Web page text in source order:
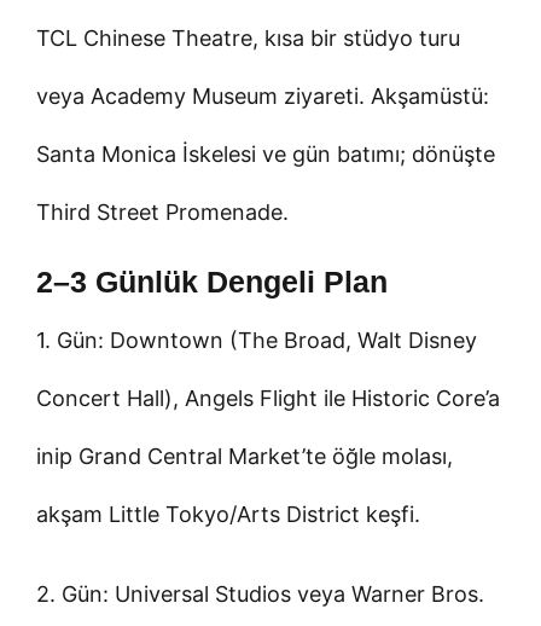
TCL Chinese Theatre, kısa bir stüdyo turu
veya Academy Museum ziyareti. Akşamüstü:
Santa Monica İskelesi ve gün batımı; dönüşte
Third Street Promenade.
2–3 Günlük Dengeli Plan
1. Gün: Downtown (The Broad, Walt Disney
Concert Hall), Angels Flight ile Historic Core’a
inip Grand Central Market’te öğle molası,
akşam Little Tokyo/Arts District keşfi.
2. Gün: Universal Studios veya Warner Bros.